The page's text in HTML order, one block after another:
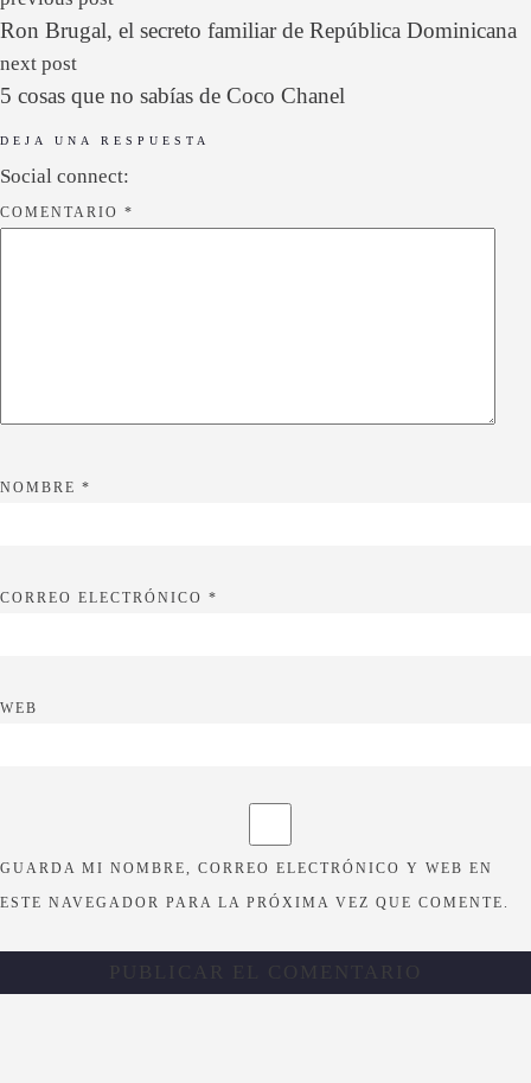
Ron Brugal, el secreto familiar de República Dominicana
next post
5 cosas que no sabías de Coco Chanel
DEJA UNA RESPUESTA
Social connect:
COMENTARIO *
NOMBRE *
CORREO ELECTRÓNICO *
WEB
GUARDA MI NOMBRE, CORREO ELECTRÓNICO Y WEB EN
ESTE NAVEGADOR PARA LA PRÓXIMA VEZ QUE COMENTE.